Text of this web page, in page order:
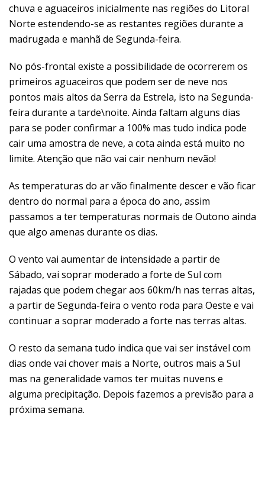
chuva e aguaceiros inicialmente nas regiões do Litoral
Norte estendendo-se as restantes regiões durante a
madrugada e manhã de Segunda-feira.
No pós-frontal existe a possibilidade de ocorrerem os
primeiros aguaceiros que podem ser de neve nos
pontos mais altos da Serra da Estrela, isto na Segunda-
feira durante a tarde\noite. Ainda faltam alguns dias
para se poder confirmar a 100% mas tudo indica pode
cair uma amostra de neve, a cota ainda está muito no
limite. Atenção que não vai cair nenhum nevão!
As temperaturas do ar vão finalmente descer e vão ficar
dentro do normal para a época do ano, assim
passamos a ter temperaturas normais de Outono ainda
que algo amenas durante os dias.
O vento vai aumentar de intensidade a partir de
Sábado, vai soprar moderado a forte de Sul com
rajadas que podem chegar aos 60km/h nas terras altas,
a partir de Segunda-feira o vento roda para Oeste e vai
continuar a soprar moderado a forte nas terras altas.
O resto da semana tudo indica que vai ser instável com
dias onde vai chover mais a Norte, outros mais a Sul
mas na generalidade vamos ter muitas nuvens e
alguma precipitação. Depois fazemos a previsão para a
próxima semana.